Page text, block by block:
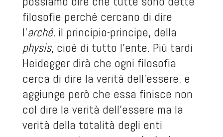
filosofie perché cercano di dire
l’arché, il principio-principe, della
physis, cioè di tutto l’ente. Più tardi
Heidegger dirà che ogni filosofia
cerca di dire la verità dell’essere, e
aggiunge però che essa finisce non
col dire la verità dell’essere ma la
verità della totalità degli enti